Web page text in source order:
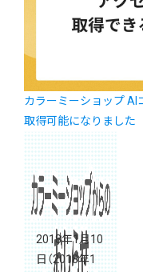
カラーミーショップ AI
取得可能になりました
2018年1月10
日（2018年1